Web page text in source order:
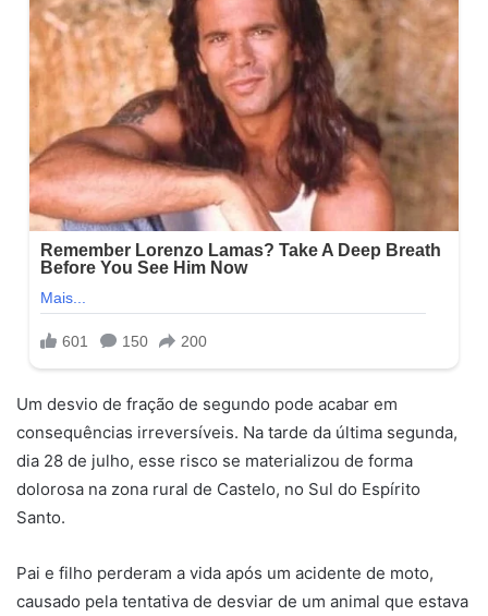
Um desvio de fração de segundo pode acabar em
consequências irreversíveis. Na tarde da última segunda,
dia 28 de julho, esse risco se materializou de forma
dolorosa na zona rural de Castelo, no Sul do Espírito
Santo.
Pai e filho perderam a vida após um acidente de moto,
causado pela tentativa de desviar de um animal que estava